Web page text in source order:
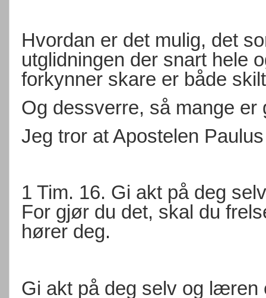
Hvordan er det mulig, det
utglidningen der snart hele
forkynner skare er både
Og dessverre, så mange er
Jeg tror at Apostelen
1 Tim. 16. Gi akt på deg
For gjør du det, skal du
hører deg.
Gi akt på deg selv og læren